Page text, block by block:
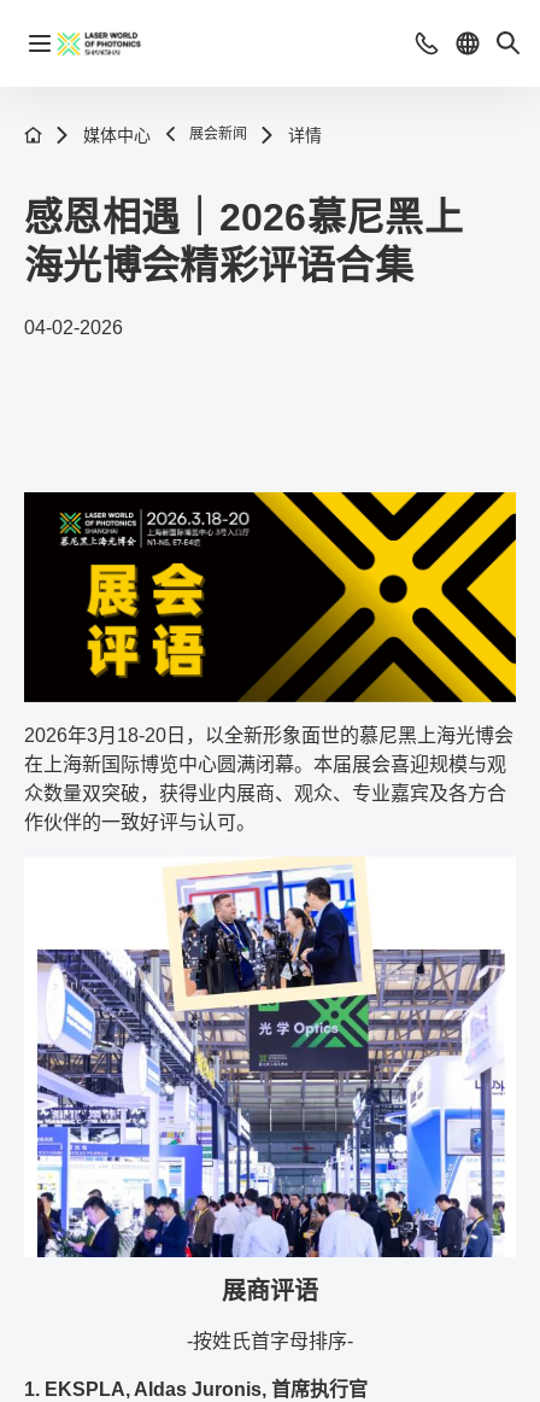
媒体中心 展会新闻 详情
感恩相遇｜2026慕尼黑上
海光博会精彩评语合集
04-02-2026
2026年3月18-20日，以全新形象面世的慕尼黑上海光博会
在上海新国际博览中心圆满闭幕。本届展会喜迎规模与观
众数量双突破，获得业内展商、观众、专业嘉宾及各方合
作伙伴的一致好评与认可。
展商评语
-按姓氏首字母排序-
1. EKSPLA, Aldas Juronis, 首席执行官